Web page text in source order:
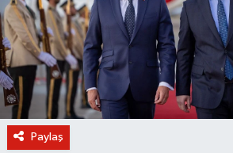
Paylaş
OTOMOBİL
KURUMSAL